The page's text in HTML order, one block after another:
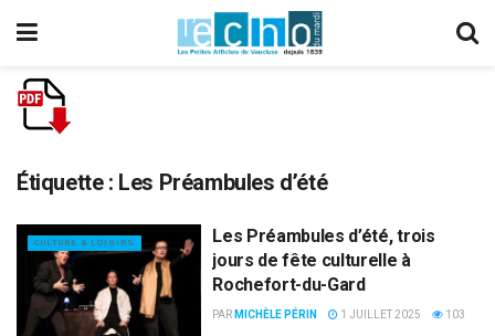
Étiquette : Les Préambules d’été
CULTURE & LOISIRS
Les Préambules d’été, trois
jours de fête culturelle à
Rochefort-du-Gard
PAR MICHÈLE PÉRIN 1 JUILLET 2025 103